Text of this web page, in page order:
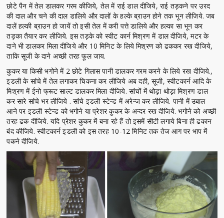
छोटे पैन में तेल डालकर गरम कीजिये, तेल में राई डाल दीजिये, राई तड़कने पर उरद
की दाल और चने की दाल डालिये और दालों के हल्के ब्राउन होने तक भून लीजिये. जब
दालें हल्की ब्राउन हो जायें तो इसी तेल में करी पत्ते डालिये और हल्का सा भून कर
तड़का तैयार कर लीजिये. इस तड़के को स्वीट कार्न मिश्रण में डाल दीजिये, मटर के
दाने भी डालकर मिला दीजिये और 10 मिनिट के लिये मिश्रण को ढककर रख दीजिये,
ताकि सूजी के दाने अच्छी तरह फूल जाय.
कुकर या किसी भगोने में 2 छोटे गिलास पानी डालकर गरम करने के लिये रख दीजिये.,
इडली के सांचे में तेल लगाकर चिकना कर लीजिये अब दही, सूजी, स्वीटकार्न आदि के
मिश्रण में ईनो फ्रूट साल्ट डालकर मिला दीजिये. सांचों में थोड़ा थोड़ा मिश्रण डाल
कर सारे सांचे भर लीजिये . सांचे इडली स्टेन्ड में अरेन्ज कर लीजिये. पानी में उबाल
आने पर इडली स्टेन्ड को भगोने या प्रेशर कुकर के अन्दर रख दीजिये. भगोने को अच्छी
तरह ढक दीजिये. यदि प्रेशर कुकर में बना रहे हैं तो इसमें सीटी लगाये बिना ही ढकान
बंद कीजिये. स्वीटकार्न इडली को इस तरह 10-12 मिनिट तक तेज आग पर भाप में
पकने दीजिये.